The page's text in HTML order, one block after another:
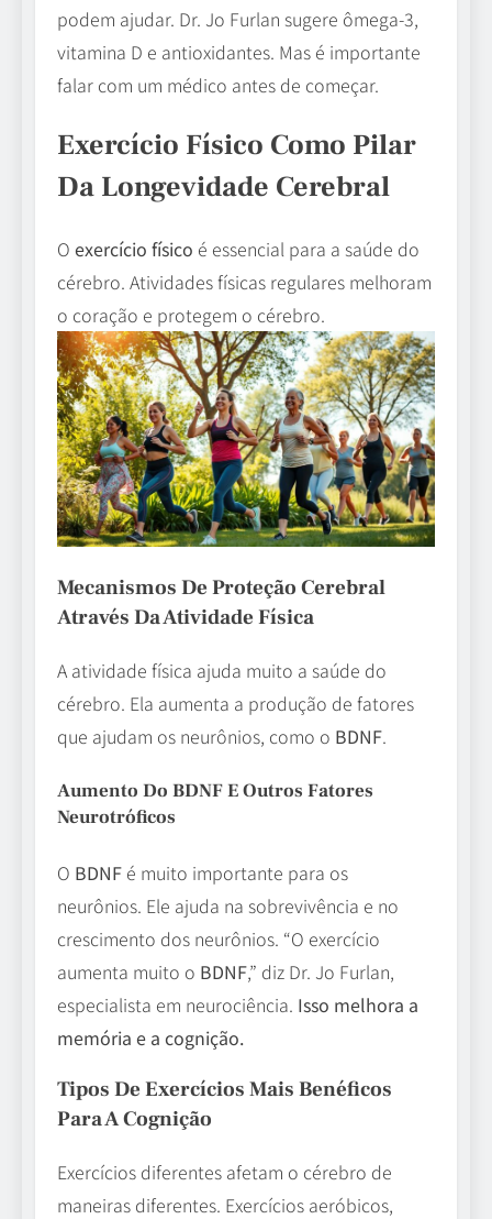
podem ajudar. Dr. Jo Furlan sugere ômega-3,
vitamina D e antioxidantes. Mas é importante
falar com um médico antes de começar.
Exercício Físico Como Pilar
Da Longevidade Cerebral
O exercício físico é essencial para a saúde do
cérebro. Atividades físicas regulares melhoram
o coração e protegem o cérebro.
Mecanismos De Proteção Cerebral
Através Da Atividade Física
A atividade física ajuda muito a saúde do
cérebro. Ela aumenta a produção de fatores
que ajudam os neurônios, como o BDNF.
Aumento Do BDNF E Outros Fatores
Neurotróficos
O BDNF é muito importante para os
neurônios. Ele ajuda na sobrevivência e no
crescimento dos neurônios. “O exercício
aumenta muito o BDNF,” diz Dr. Jo Furlan,
especialista em neurociência. Isso melhora a
memória e a cognição.
Tipos De Exercícios Mais Benéficos
Para A Cognição
Exercícios diferentes afetam o cérebro de
maneiras diferentes. Exercícios aeróbicos,